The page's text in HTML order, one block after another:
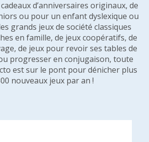
cadeaux d’anniversaires originaux, de
ou pour un enfant dyslexique ou
grands jeux de société classiques
en famille, de jeux coopératifs, de
de jeux pour revoir ses tables de
progresser en conjugaison, toute
est sur le pont pour dénicher plus
nouveaux jeux par an !